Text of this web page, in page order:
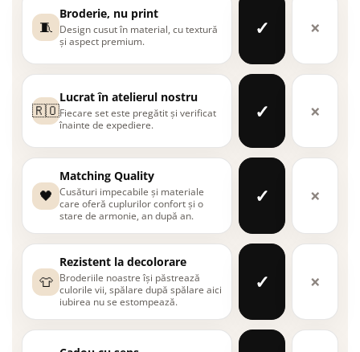
🧵
Broderie, nu print
Design cusut în material, cu textură
și aspect premium.
✓ ×
🇷🇴
Lucrat în atelierul nostru
Fiecare set este pregătit și verificat
înainte de expediere.
✓ ×
🖤
Matching Quality
Cusături impecabile și materiale
care oferă cuplurilor confort și o
stare de armonie, an după an.
✓ ×
👕
Rezistent la decolorare
Broderiile noastre își păstrează
culorile vii, spălare după spălare aici
iubirea nu se estompează.
✓ ×